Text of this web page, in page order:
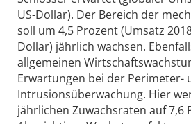
US-Dollar). Der Bereich der
soll um 4,5 Prozent (Umsatz
Dollar) jährlich wachsen.
allgemeinen
Erwartungen bei der Perimeter-
Intrusionsüberwachung. Hier
jährlichen Zuwachsraten auf 7,6